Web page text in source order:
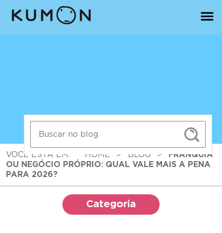
VOCÊ ESTÁ EM: HOME > BLOG >
FRANQUIA
OU NEGÓCIO PRÓPRIO: QUAL VALE MAIS A PENA
PARA 2026?
Categoria